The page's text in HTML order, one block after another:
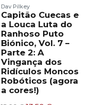
Dav Pilkey
Capitão Cuecas e
a Louca Luta do
Ranhoso Puto
Biónico, Vol. 7 –
Parte 2: A
Vingança dos
Ridículos Moncos
Robóticos (agora
a cores!)